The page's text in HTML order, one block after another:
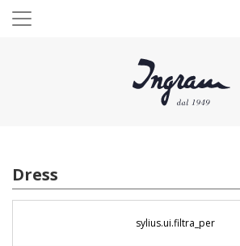
Dress
sylius.ui.filtra_per